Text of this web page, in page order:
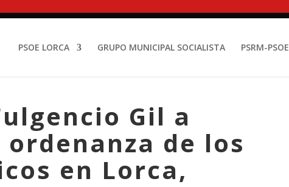
PSOE LORCA GRUPO MUNICIPAL SOCIALISTA PSRM-PSOE
Gil a
de los
en Lorca,